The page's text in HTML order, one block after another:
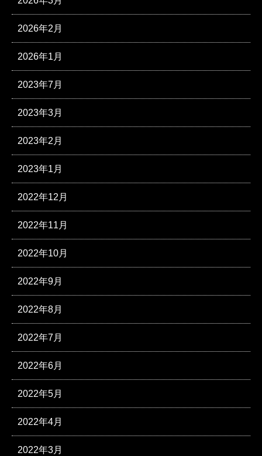
2026年2月
2026年1月
2023年7月
2023年3月
2023年2月
2023年1月
2022年12月
2022年11月
2022年10月
2022年9月
2022年8月
2022年7月
2022年6月
2022年5月
2022年4月
2022年3月